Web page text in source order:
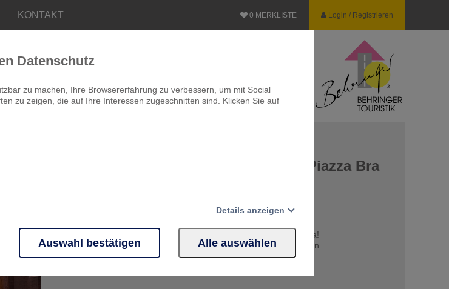
KONTAKT Login / Registrieren
0 MERKLISTE
Verona - Weihnachtszauber auf der Piazza Bra
Tauchen Sie ein in die Welt der Krippenkunst auf der Piazza Bra!
Verkosten Sie die herrlichen Spezialitäten an den vielen Ständen
Sie wohnen in einem zentralen 4*-Hotel in Verona
Datenschutz
zu machen, Ihre Browsererfahrung zu verbessern, um mit Social
zu zeigen, die auf Ihre Interessen zugeschnitten sind. Klicken Sie auf
Details anzeigen
und sind für die einwandfreie Funktion der Website erforderlich.
Google Maps. Sie werden für die einwandfreie Funktion der Website
Auswahl bestätigen Alle auswählen